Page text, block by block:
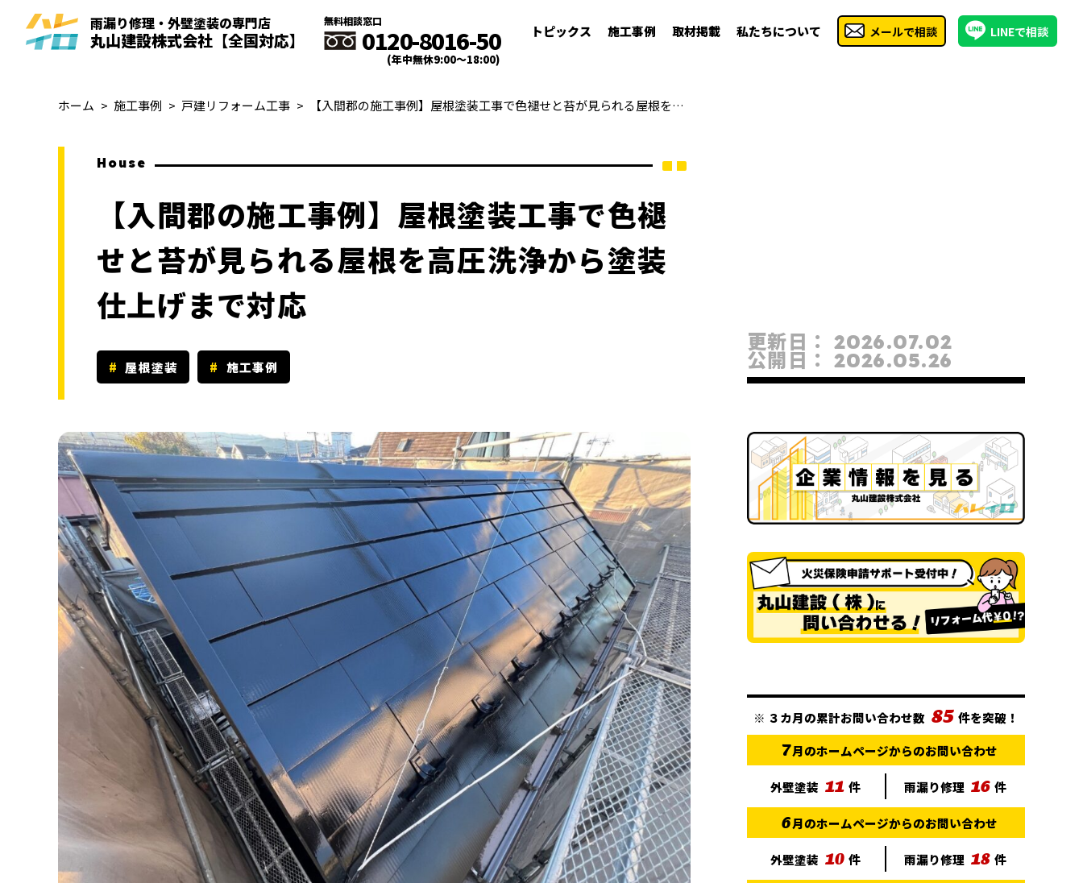
雨漏り修理・外壁塗装の専門店
丸山建設株式会社 【全国対応】
無料相談窓口
0120-8016-50
(年中無休9:00～18:00)
トピックス 施工事例 取材掲載 私たちについて メールで相談 LINEで相談
ホーム 施工事例 戸建リフォーム工事 【入間郡の施工事例】屋根塗装工事で色褪せと苔が見られる屋根を高圧洗浄から塗装仕上げまで対応
House
【入間郡の施工事例】屋根塗装工事で色褪
せと苔が見られる屋根を高圧洗浄から塗装
仕上げまで対応
屋根塗装 施工事例
更新日：2026.07.02
公開日：2026.05.26
※ ３カ月の累計お問い合わせ数 85 件を突破！
7月のホームページからのお問い合わせ
外壁塗装 11 件 雨漏り修理 16 件
6月のホームページからのお問い合わせ
外壁塗装 10 件 雨漏り修理 18 件